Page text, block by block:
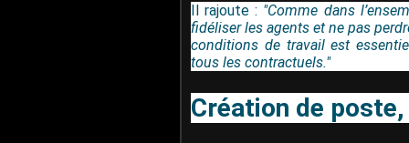
Il rajoute : "Comme dans
fidéliser les agents et ne pas
conditions de travail est
tous les contractuels."
Création de